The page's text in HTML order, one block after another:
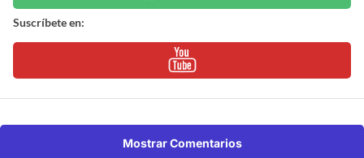
Suscríbete en:
Mostrar Comentarios